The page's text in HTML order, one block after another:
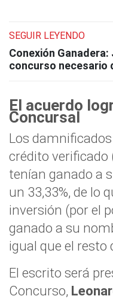
SEGUIR LEYENDO
Conexión
concurso necesario
El acuerdo
Concursal
Los
crédito verificado
tenían ganado a
un 33,33%, de lo
inversión (por el
ganado a su
igual que el resto
El escrito será
Concurso,